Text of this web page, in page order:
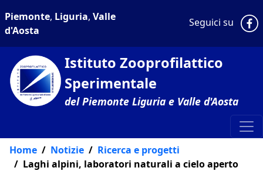
Piemonte, Liguria, Valle
d'Aosta
Seguici su
Istituto Zooprofilattico
Sperimentale
del Piemonte Liguria e Valle d'Aosta
Home Notizie
Ricerca e progetti
Laghi alpini, laboratori naturali a cielo aperto